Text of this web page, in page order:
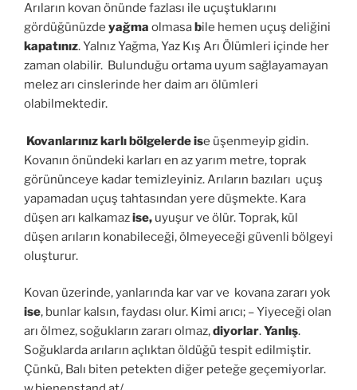
Arıların kovan önünde fazlası ile uçuştuklarını
gördüğünüzde yağma olmasa bile hemen uçuş deliğini
kapatınız. Yalnız Yağma, Yaz Kış Arı Ölümleri içinde her
zaman olabilir. Bulunduğu ortama uyum sağlayamayan
melez arı cinslerinde her daim arı ölümleri
olabilmektedir.
Kovanlarınızkarlı bölgelerde ise üşenmeyip gidin.
Kovanın önündeki karları en az yarım metre, toprak
görününceye kadar temizleyiniz. Arıların bazıları uçuş
yapamadan uçuş tahtasından yere düşmekte. Kara
düşen arı kalkamazise, uyuşur ve ölür. Toprak, kül
düşen arıların konabileceği, ölmeyeceği güvenli bölgeyi
oluşturur.
Kovan üzerinde, yanlarında kar var ve kovana zararı yok
ise, bunlar kalsın, faydası olur. Kimi arıcı; – Yiyeceği olan
arı ölmez, soğukların zararı olmaz,diyorlar.Yanlış.
Soğuklarda arıların açlıktan öldüğü tespit edilmiştir.
Çünkü, Balı biten petekten diğer peteğe geçemiyorlar.